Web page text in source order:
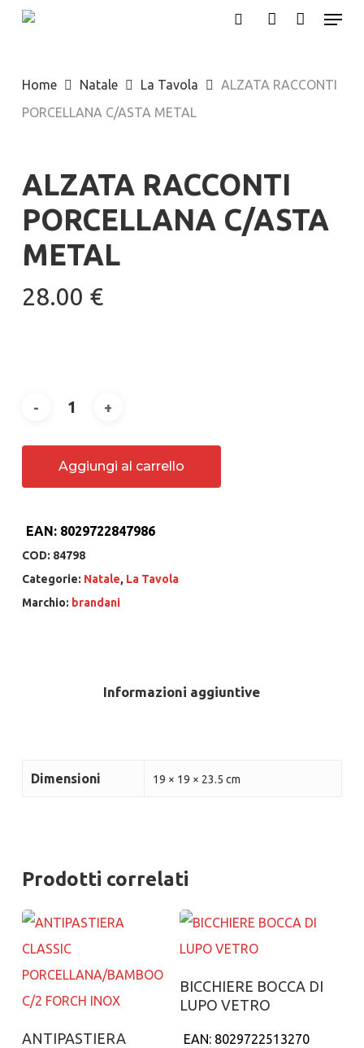
Skip
content
Menu
Home Natale La Tavola
ALZATA RACCONTI
PORCELLANA C/ASTA METAL
ALZATA RACCONTI
PORCELLANA C/ASTA
METAL
28.00 €
Aggiungi al carrello
EAN: 8029722847986
COD: 84798
Categorie: Natale, La Tavola
Marchio: brandani
Informazioni aggiuntive
Dimensioni 19 × 19 × 23.5 cm
Prodotti correlati
Aggiungi al carrello
ANTIPASTIERA
Aggiungi al carrello
BICCHIERE BOCCA DI
LUPO VETRO
EAN: 8029722513270